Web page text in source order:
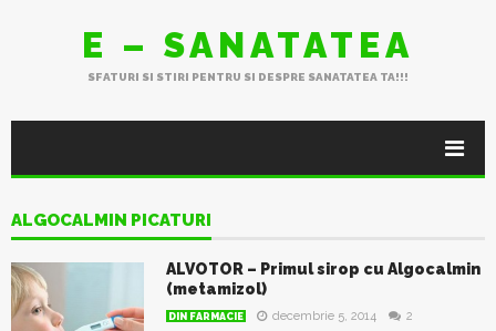
E – SANATATEA
SFATURI SI STIRI PENTRU SI DESPRE SANATATEA TA!!!
ALGOCALMIN PICATURI
ALVOTOR – Primul sirop cu Algocalmin
(metamizol)
DIN FARMACIE decembrie 5, 2014 2